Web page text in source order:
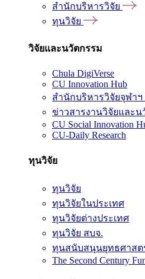
สำนักบริหารวิจัย
ทุนวิจัย
วิจัยและนวัตกรรม
Chula DigiVerse
CU Innovation Hub
สำนักบริหารวิจัยจุฬาฯ
ข่าวสารงานวิจัยและน
CU Social Innovation
CU-Daily Research
ทุนวิจัย
ทุนวิจัย
ทุนวิจัยในประเทศ
ทุนวิจัยต่างประเทศ
ทุนวิจัย สบจ.
ทุนสนับสนุนยุทธศาสต
The Second Century